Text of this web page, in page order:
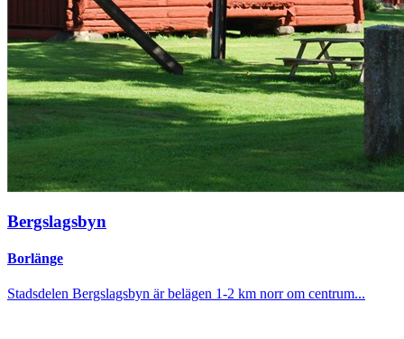
Bergslagsbyn
Borlänge
Stadsdelen Bergslagsbyn är belägen 1-2 km norr om centrum...